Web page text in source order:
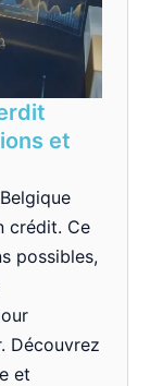
et
crédit. Ce
possibles,
Découvrez
et